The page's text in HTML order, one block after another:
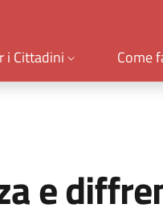
i Cittadini Come
e